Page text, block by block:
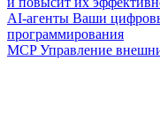
AI-агенты Ваши
программирования
MCP Управление